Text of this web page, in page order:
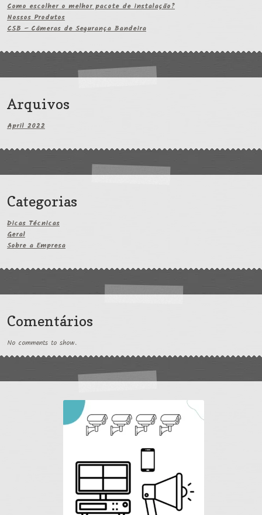
Como escolher o melhor pacote de instalação?
Nossos Produtos
CSB – Câmeras de Segurança Bandeira
Arquivos
April 2022
Categorias
Dicas Técnicas
Geral
Sobre a Empresa
Comentários
No comments to show.